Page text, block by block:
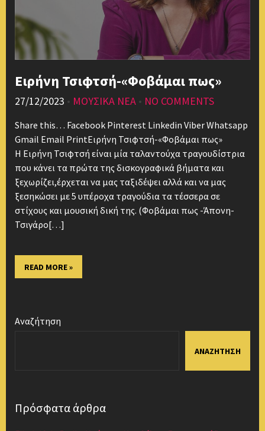
Ειρήνη Τσιφτσή-«Φοβάμαι πως»
27/12/2023 • ΜΟΥΣΙΚΑ ΝΕΑ • NO COMMENTS
Share this… Facebook Pinterest Linkedin Viber Whatsapp
Gmail Email PrintΕιρήνη Τσιφτσή-«Φοβάμαι πως»
Η Ειρήνη Τσιφτσή είναι μία ταλαντούχα τραγουδίστρια
που κάνει τα πρώτα της δισκογραφικά βήματα και
ξεχωρίζει,έρχεται να μας ταξιδέψει αλλά και να μας
ξεσηκώσει με 5 υπέροχα τραγούδια τα τέσσερα σε
στίχους και μουσική δική της. (Φοβάμαι πως -Άπονη-
Τσιγάρο[…]
READ MORE »
Αναζήτηση
ΑΝΑΖΉΤΗΣΗ
Πρόσφατα άρθρα